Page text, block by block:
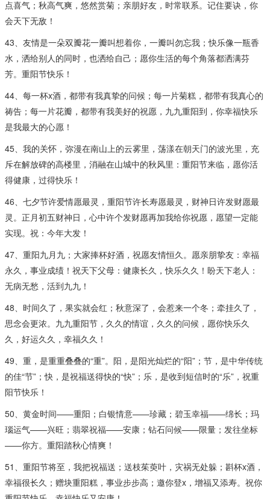
点喜气；秋高气爽，悠然赏菊；亲朋好友，时常联系。记住要诀，你
会天下无敌！
43、友情是一朵双瓣花一瓣叫想着你，一瓣叫勿忘我；快乐像一瓶香
水，洒给别人的同时，也洒给自己；愿你生活的每个角落都洒满芬
芳。重阳节快乐！
44、每一杯x酒，都带有我真挚的问候；每一片菊糕，都带有我真心的
祷告；每一片花瓣，都带有我美好的祝愿，九九重阳到，你幸福快乐
是我最大的心愿！
45、我的关怀，弥漫在南山上的云雾里，荡漾在朝天门的波光里，充
斥在解放碑的高楼里，消融在山城中的秋风里：重阳节来临，愿你活
得健康，过得快乐！
46、七夕节许爱情愿最灵，重阳节许长寿愿最灵，财神日许发财愿最
灵。正月初五财神日，心中许个发财愿再加我给你祝愿，愿望一定能
实现。祝：今年大发！
47、重阳九月九；大家捧杯好酒，祝愿友情恒久。愿亲朋挚友：幸福
永久，事业成绩！祝天下父母：健康长久，快乐久久！盼天下老人：
无病无愁，活到九九！
48、时间久了，果实就会红；秋意深了，会惹来一个冬；牵挂久了，
思念会更浓。九九重阳节，久久的情谊，久久的问候，愿你快乐久
久，好运久久，幸福久久！
49、重，是重重叠叠的“重”。阳，是阳光灿烂的“阳”；节，是中华传统
的佳“节”；快，是祝福送得快的“快”；乐，是收到短信时的“乐”，祝重
阳节快乐！
50、黄金时间——重阳；白银情意——珍藏；碧玉幸福——绵长；玛
瑙运气——兴旺；翡翠祝福——安康；钻石问候——限量；发往坐标
——你方。重阳踏秋心情爽！
51、重阳节将至，我把祝福送；送枝茱萸叶，灾祸无处躲；斟杯x酒，
幸福很长久；赠块重阳糕，事业步步高；邀你登x，增福又添寿。祝你